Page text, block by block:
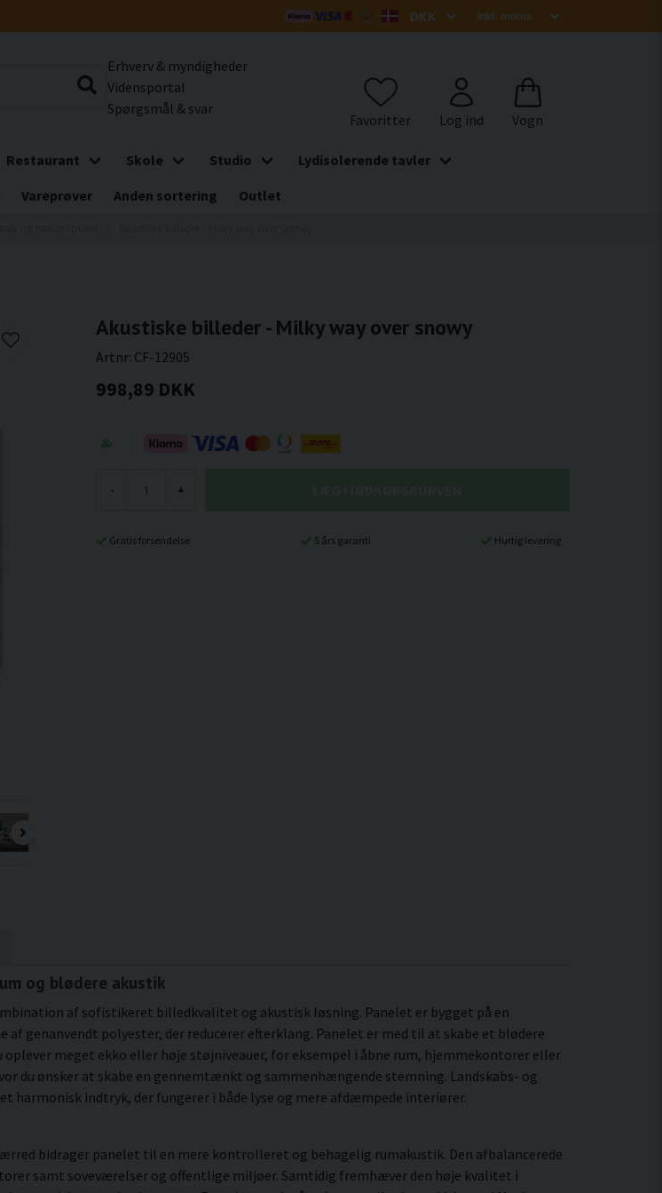
Erhverv & myndigheder
Vidensportal
Spørgsmål & svar
Restaurant Skole Studio
Lydisolerende tavler
Vareprøver Anden sortering Outlet
Akustiske billeder - Milky way over snowy
Artnr: CF-12905
998,89 DKK
- +
Gratis forsendelse 5 års garanti Hurtig levering
og blødere akustik
af sofistikeret billedkvalitet og akustisk løsning. Panelet er bygget på en
genanvendt polyester, der reducerer efterklang. Panelet er med til at skabe et blødere
meget ekko eller høje støjniveauer, for eksempel i åbne rum, hjemmekontorer eller
du ønsker at skabe en gennemtænkt og sammenhængende stemning. Landskabs- og
indtryk, der fungerer i både lyse og mere afdæmpede interiører.
bidrager panelet til en mere kontrolleret og behagelig rumakustik. Den afbalancerede
samt soveværelser og offentlige miljøer. Samtidig fremhæver den høje kvalitet i